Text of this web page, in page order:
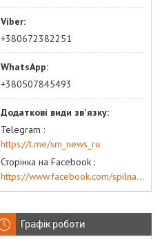
+380672382251
+380507845493
Telegram
https://t.me/sm_news_ru
Сторінка на Facebook
https://www.facebook.com/spilna.meta
Графік роботи